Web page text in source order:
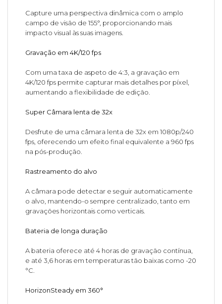
Capture uma perspectiva dinâmica com o amplo
campo de visão de 155°, proporcionando mais
impacto visual às suas imagens.
Gravação em 4K/120 fps
Com uma taxa de aspeto de 4:3, a gravação em
4K/120 fps permite capturar mais detalhes por píxel,
aumentando a flexibilidade de edição.
Super Câmara lenta de 32x
Desfrute de uma câmara lenta de 32x em 1080p/240
fps, oferecendo um efeito final equivalente a 960 fps
na pós-produção.
Rastreamento do alvo
A câmara pode detectar e seguir automaticamente
o alvo, mantendo-o sempre centralizado, tanto em
gravações horizontais como verticais.
Bateria de longa duração
A bateria oferece até 4 horas de gravação contínua,
e até 3,6 horas em temperaturas tão baixas como -20
°C.
HorizonSteady em 360°